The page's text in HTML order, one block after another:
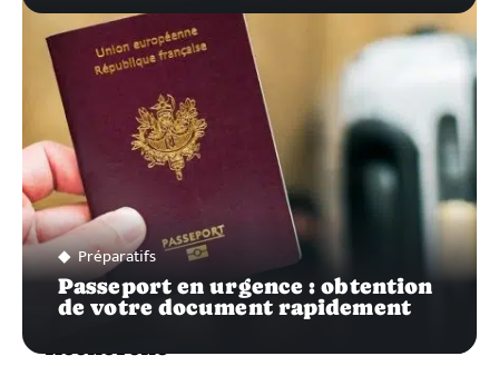
Préparatifs
Passeport en urgence : obtention
de votre document rapidement